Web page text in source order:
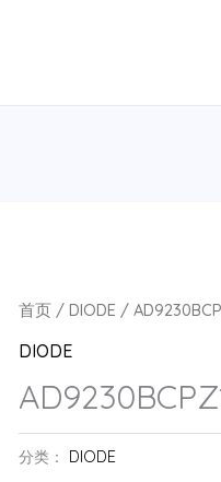
首页 /DIODE /
DIODE
分类： DIODE